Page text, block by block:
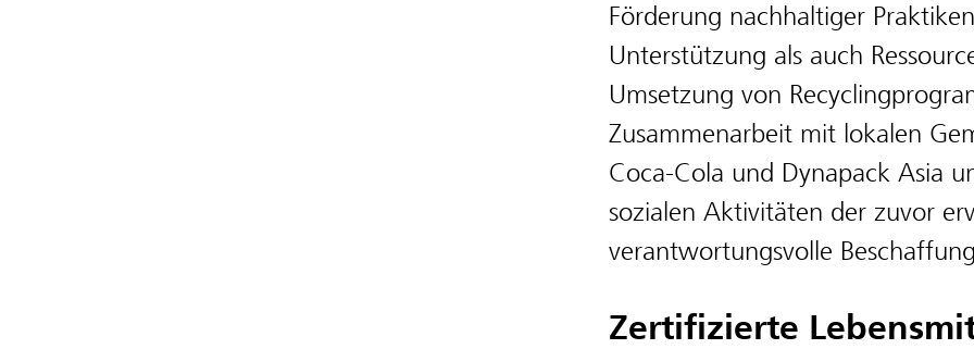
Förderung nachhaltiger
Unterstützung als auch
Umsetzung von
Zusammenarbeit mit lokalen
Coca-Cola und Dynapack Asia
sozialen Aktivitäten der zuvor
verantwortungsvolle
Zertifizierte